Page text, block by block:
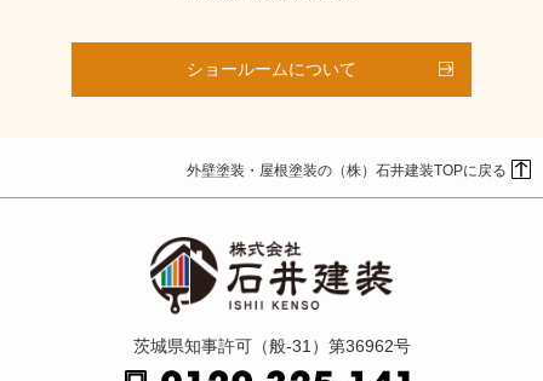
ショールームについて
外壁塗装・屋根塗装の（株）石井建装TOPに戻る
茨城県知事許可（般-31）第36962号